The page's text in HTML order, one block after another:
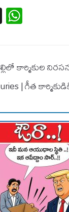
X W
ha
A
pp
కార్మికుల
| గీత